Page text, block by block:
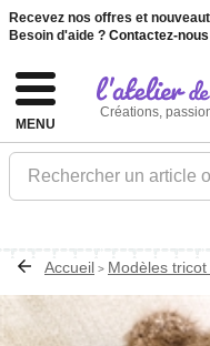
Recevez nos offres et
Besoin d'aide ? Contactez-nous
MENU
Créations,
Rechercher un article
Accueil > Modèles